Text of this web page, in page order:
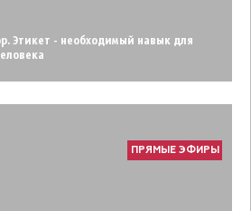
Этикет - необходимый навык для
ПРЯМЫЕ ЭФИРЫ